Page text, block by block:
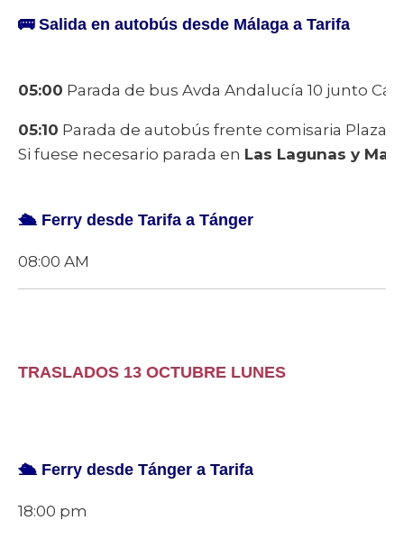
🚌 Salida en autobús desde Málaga a Tarifa
05:00 Parada de bus Avda Andalucía 10 junto
05:10 Parada de autobús frente comisaria Plaza
Si fuese necesario parada en Las Lagunas y
🛳️ Ferry desde Tarifa a Tánger
08:00 AM
TRASLADOS 13 OCTUBRE LUNES
🛳️ Ferry desde Tánger a Tarifa
18:00 pm